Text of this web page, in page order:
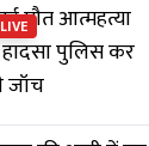
LIVE